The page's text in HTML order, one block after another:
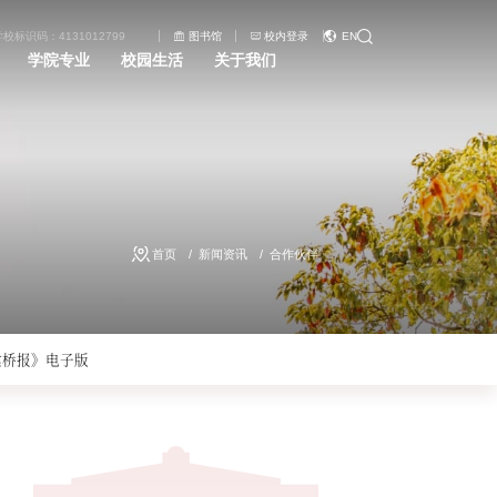
校标识码：4131012799 图书馆 校内登录 EN
学院专业 校园生活 关于我们
首页 新闻资讯 合作伙伴
报》电子版